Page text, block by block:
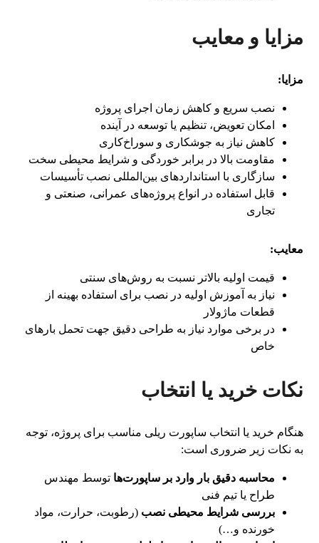
مزایا و معایب
مزایا:
نصب سریع و کاهش زمان اجرای پروژه
امکان تعویض، تنظیم یا توسعه در آینده
کاهش نیاز به جوشکاری و سوراخ‌کاری
مقاومت بالا در برابر خوردگی و شرایط محیطی سخت
سازگاری با استانداردهای بین‌المللی نصب تأسیسات
قابل استفاده در انواع پروژه‌های عمرانی، صنعتی و
تجاری
معایب:
قیمت اولیه بالاتر نسبت به روش‌های سنتی
نیاز به آموزش اولیه در نصب برای استفاده بهینه از
قطعات ماژولار
در برخی موارد نیاز به طراحی دقیق جهت تحمل بارهای
خاص
نکات خرید یا انتخاب
هنگام خرید یا انتخاب ساپورت ریلی مناسب برای پروژه، توجه
به نکات زیر ضروری است:
محاسبه دقیق بار وارد بر ساپورت‌ها توسط مهندس
طراح یا تیم فنی
بررسی شرایط محیطی نصب (رطوبت، حرارت، مواد
خورنده و…)